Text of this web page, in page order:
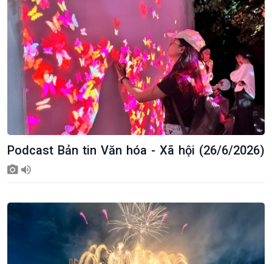
Dòng chảy Kinh tế
Sức sống hàng Việt
Khởi nghiệp
Tuyên chiến với gian lận
thương mại
Mùa vàng
Biển đảo Việt Nam
Tâm tình biên giới và hải
đảo
Tìm hiểu biển, đảo Việt
Nam
Podcast Bản tin Văn hóa - Xã hội (26/6/2026)